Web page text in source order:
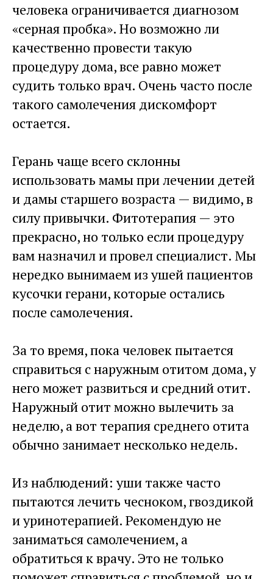
человека ограничивается диагнозом
«серная пробка». Но возможно ли
качественно провести такую
процедуру дома, все равно может
судить только врач. Очень часто после
такого самолечения дискомфорт
остается.
Герань чаще всего склонны
использовать мамы при лечении детей
и дамы старшего возраста — видимо, в
силу привычки. Фитотерапия — это
прекрасно, но только если процедуру
вам назначил и провел специалист. Мы
нередко вынимаем из ушей пациентов
кусочки герани, которые остались
после самолечения.
За то время, пока человек пытается
справиться с наружным отитом дома, у
него может развиться и средний отит.
Наружный отит можно вылечить за
неделю, а вот терапия среднего отита
обычно занимает несколько недель.
Из наблюдений: уши также часто
пытаются лечить чесноком, гвоздикой
и уринотерапией. Рекомендую не
заниматься самолечением, а
обратиться к врачу. Это не только